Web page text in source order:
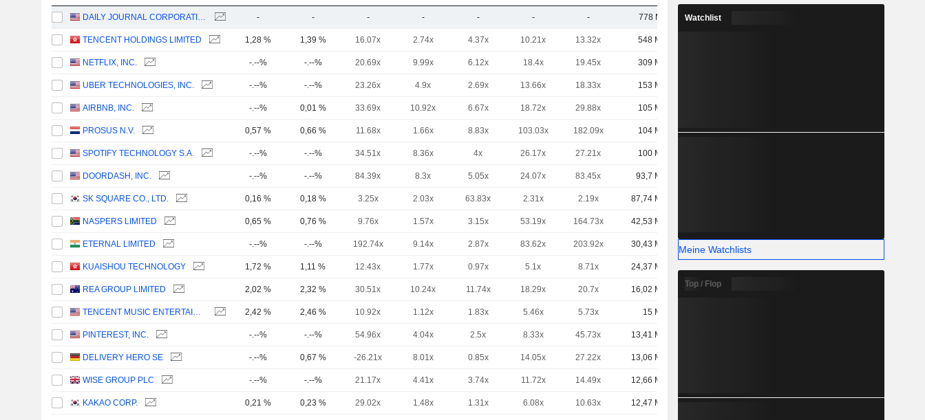
DAILY JOURNAL CORPORATION - - - - - - - 778 Mio.
TENCENT HOLDINGS LIMITED 1,28 % 1,39 % 16.07x 2.74x 4.37x 10.21x 13.32x 548 Mrd.
NETFLIX, INC. -.--% -.--% 20.69x 9.99x 6.12x 18.4x 19.45x 309 Mrd.
UBER TECHNOLOGIES, INC. -.--% -.--% 23.26x 4.9x 2.69x 13.66x 18.33x 153 Mrd.
AIRBNB, INC. -.--% 0,01 % 33.69x 10.92x 6.67x 18.72x 29.88x 105 Mrd.
PROSUS N.V. 0,57 % 0,66 % 11.68x 1.66x 8.83x 103.03x 182.09x 104 Mrd.
SPOTIFY TECHNOLOGY S.A. -.--% -.--% 34.51x 8.36x 4x 26.17x 27.21x 100 Mrd.
DOORDASH, INC. -.--% -.--% 84.39x 8.3x 5.05x 24.07x 83.45x 93,7 Mrd.
SK SQUARE CO., LTD. 0,16 % 0,18 % 3.25x 2.03x 63.83x 2.31x 2.19x 87,74 Mrd.
NASPERS LIMITED 0,65 % 0,76 % 9.76x 1.57x 3.15x 53.19x 164.73x 42,53 Mrd.
ETERNAL LIMITED -.--% -.--% 192.74x 9.14x 2.87x 83.62x 203.92x 30,43 Mrd.
KUAISHOU TECHNOLOGY 1,72 % 1,11 % 12.43x 1.77x 0.97x 5.1x 8.71x 24,37 Mrd.
REA GROUP LIMITED 2,02 % 2,32 % 30.51x 10.24x 11.74x 18.29x 20.7x 16,02 Mrd.
TENCENT MUSIC ENTERTAINMENT GROUP 2,42 % 2,46 % 10.92x 1.12x 1.83x 5.46x 5.73x 15 Mrd.
PINTEREST, INC. -.--% -.--% 54.96x 4.04x 2.5x 8.33x 45.73x 13,41 Mrd.
DELIVERY HERO SE -.--% 0,67 % -26.21x 8.01x 0.85x 14.05x 27.22x 13,06 Mrd.
WISE GROUP PLC -.--% -.--% 21.17x 4.41x 3.74x 11.72x 14.49x 12,66 Mrd.
KAKAO CORP. 0,21 % 0,23 % 29.02x 1.48x 1.31x 6.08x 10.63x 12,47 Mrd.
Watchlist
Meine Watchlists
Top / Flop